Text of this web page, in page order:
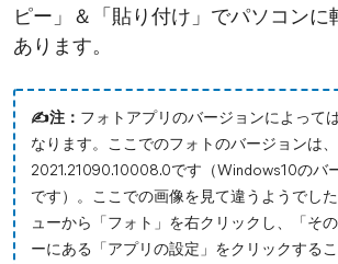
ピー」＆「貼り付け」でパソコンに
あります。
✍注： フォトアプリのバージョンによって
なります。ここでのフォトのバージョンは、
2021.21090.10008.0です（Windows10のバ
です）。ここでの画像を見て違うようでし
ューから「フォト」を右クリックし、「そ
ーにある「アプリの設定」をクリックする